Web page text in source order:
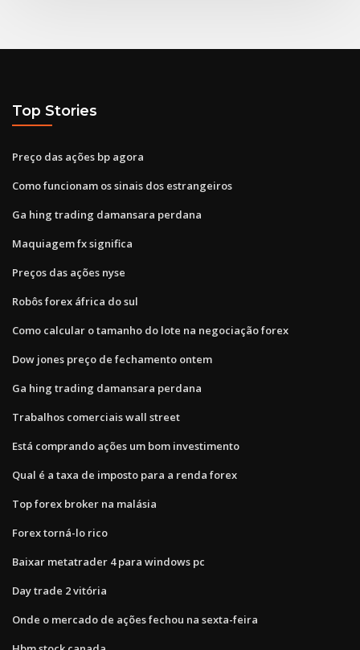
Top Stories
Preço das ações bp agora
Como funcionam os sinais dos estrangeiros
Ga hing trading damansara perdana
Maquiagem fx significa
Preços das ações nyse
Robôs forex áfrica do sul
Como calcular o tamanho do lote na negociação forex
Dow jones preço de fechamento ontem
Ga hing trading damansara perdana
Trabalhos comerciais wall street
Está comprando ações um bom investimento
Qual é a taxa de imposto para a renda forex
Top forex broker na malásia
Forex torná-lo rico
Baixar metatrader 4 para windows pc
Day trade 2 vitória
Onde o mercado de ações fechou na sexta-feira